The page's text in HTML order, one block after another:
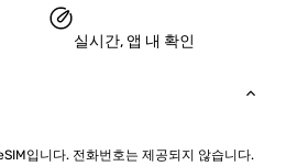
실시간, 앱 내 확인
입니다. 전화번호는 제공되지 않습니다.